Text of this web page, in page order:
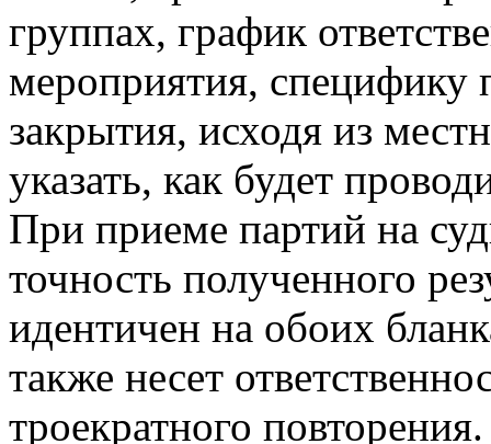
группах, график
мероприятия, специфику
закрытия, исходя из
указать, как будет
При приеме партий на
точность полученного
идентичен на обоих
также несет
троекратного